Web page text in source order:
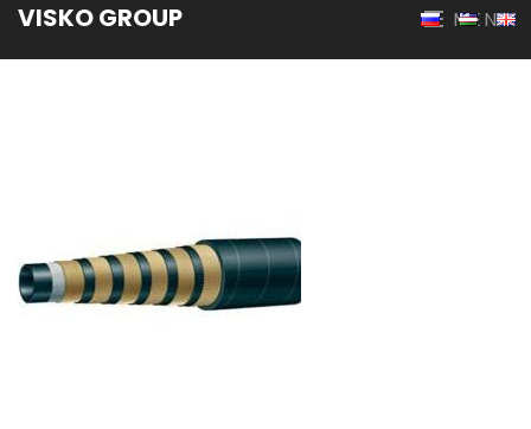
VISKO GROUP MENU